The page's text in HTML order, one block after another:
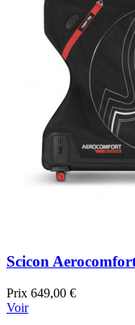
Scicon
Prix 649,00 €
Voir